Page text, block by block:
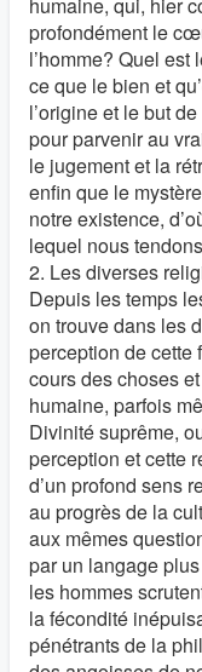
profondément le
l’homme? Quel est
ce que le bien et
l’origine et le but
pour parvenir au
le jugement et la
enfin que le
notre existence,
lequel nous
2. Les diverses
Depuis les temps
on trouve dans les
perception de cette
cours des choses
humaine, parfois
Divinité suprême,
perception et cette
d’un profond sens
au progrès de la
aux mêmes
par un langage
les hommes
la fécondité
pénétrants de la